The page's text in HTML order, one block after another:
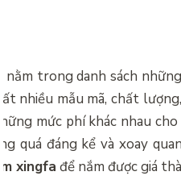
nằm trong danh sách
nhiều mẫu mã, chất
mức phí khác nhau
quá đáng kể và xoay
xingfa để nắm được giá